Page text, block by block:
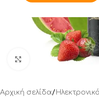
Click to enlarge
Αρχική σελίδα/